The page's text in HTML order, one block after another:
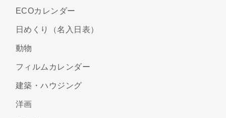
ECOカレンダー
日めくり（名入日表）
動物
フィルムカレンダー
建築・ハウジング
洋画